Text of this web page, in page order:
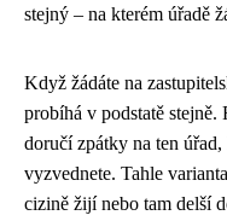
stejný – na kterém úřadě
Když žádáte na
probíhá v podstatě
doručí zpátky na ten
vyzvednete. Tahle
cizině žijí nebo tam delší